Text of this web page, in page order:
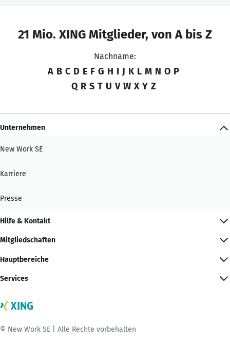
21 Mio. XING Mitglieder, von A bis Z
Nachname:
A B C D E F G H I J K L M N O P
Q R S T U V W X Y Z
Unternehmen
New Work SE
Karriere
Presse
Hilfe & Kontakt
Mitgliedschaften
Hauptbereiche
Services
© New Work SE | Alle Rechte vorbehalten